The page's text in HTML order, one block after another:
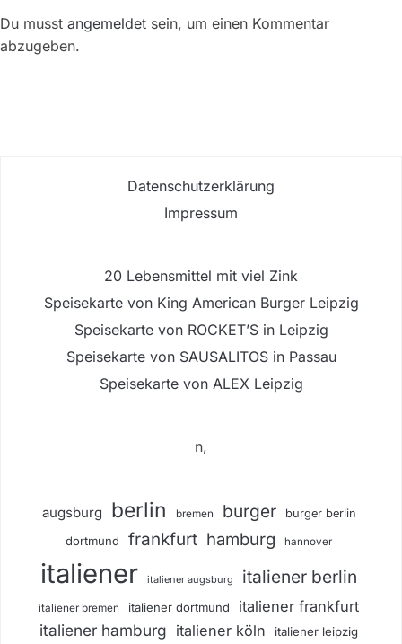
Du musst angemeldet sein, um einen Kommentar
abzugeben.
Datenschutzerklärung
Impressum
20 Lebensmittel mit viel Zink
Speisekarte von King American Burger Leipzig
Speisekarte von ROCKET’S in Leipzig
Speisekarte von SAUSALITOS in Passau
Speisekarte von ALEX Leipzig
n,
augsburg berlin bremen burger burger berlin
dortmund frankfurt hamburg hannover
italiener italiener augsburg italiener berlin
italiener bremen italiener dortmund italiener frankfurt
italiener hamburg italiener köln italiener leipzig